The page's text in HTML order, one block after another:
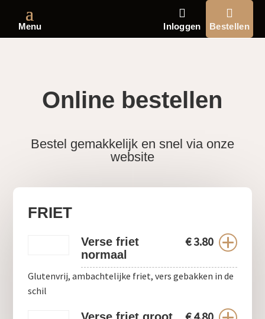
Menu Inloggen Bestellen
Online bestellen
Bestel gemakkelijk en snel via onze
website
FRIET
Verse friet
normaal
€3.80
Glutenvrij, ambachtelijke friet, vers gebakken in de
schil